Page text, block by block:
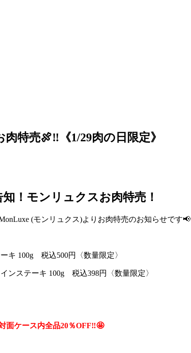
肉特売🍖‼《1/29肉の日限定》
！モンリュクスお肉特売！
(モンリュクス)よりお肉特売のお知らせです📢
キ 100g 税込500円〈数量限定〉
ンステーキ 100g 税込398円〈数量限定〉
面ケース内全品20％OFF‼🤩